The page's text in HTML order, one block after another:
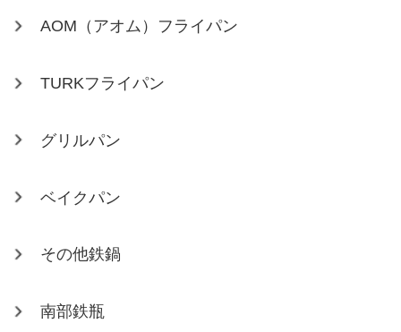
AOM（アオム）フライパン
TURKフライパン
グリルパン
ベイクパン
その他鉄鍋
南部鉄瓶